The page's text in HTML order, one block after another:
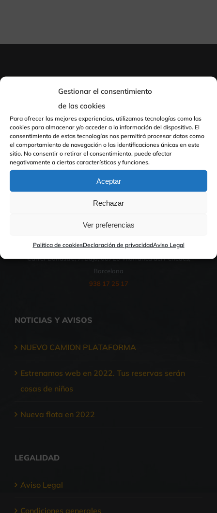
Gestionar el consentimiento
de las cookies
Para ofrecer las mejores experiencias, utilizamos tecnologías como las
cookies para almacenar y/o acceder a la información del dispositivo. El
consentimiento de estas tecnologías nos permitirá procesar datos como
el comportamiento de navegación o las identificaciones únicas en este
sitio. No consentir o retirar el consentimiento, puede afectar
negativamente a ciertas características y funciones.
Aceptar
Rechazar
Ver preferencias
Política de cookiesDeclaración de privacidadAviso Legal
En Rebil Rent disponemos de coches y furgonetas de alquiler
que podemos entregarle en su empresa, hotel, aeropuerto… Allí
donde necesite un vehículo de alquiler, se lo entregamos.
Carrer Bonastre, 7, Bajo, 08720 Vilafranca del Penedès,
Barcelona
938 17 25 17
NOTICIAS Y AVISOS
NUEVO CAMION PLATAFORMA
Estrenamos web en 2022. Tus reservas serán
cosas de niños
Nueva flota en 2022
LEGALIDAD
Aviso Legal
Condiciones generales